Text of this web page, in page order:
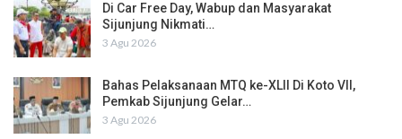
Di Car Free Day, Wabup dan Masyarakat
Sijunjung Nikmati…
3 Agu 2026
Bahas Pelaksanaan MTQ ke-XLII Di Koto VII,
Pemkab Sijunjung Gelar…
3 Agu 2026